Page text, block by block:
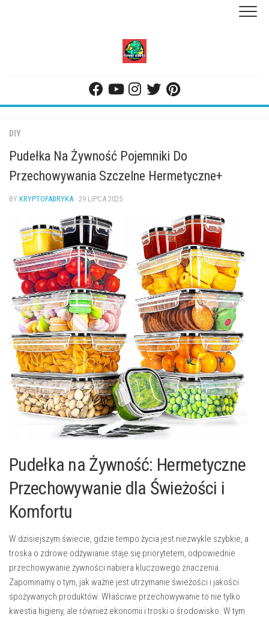
DIY
Pudełka Na Żywność Pojemniki Do
Przechowywania Szczelne Hermetyczne+
BY KRYPTOFABRYKA · 29 LIPCA 2025
Pudełka na Żywność: Hermetyczne
Przechowywanie dla Świeżości i
Komfortu
W dzisiejszym świecie, gdzie tempo życia jest niezwykle szybkie, a
troska o zdrowe odżywianie staje się priorytetem, odpowiednie
przechowywanie żywności nabiera kluczowego znaczenia.
Zapominamy o tym, jak ważne jest utrzymanie świeżości i jakości
spożywanych produktów. Właściwe przechowywanie to nie tylko
kwestia higieny, ale również ekonomii i troski o środowisko. W tym